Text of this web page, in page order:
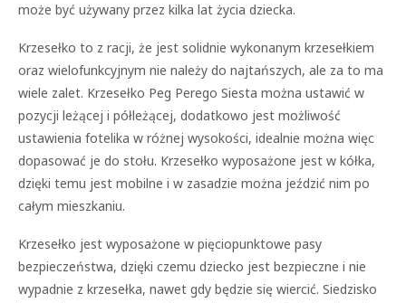
może być używany przez kilka lat życia dziecka.
Krzesełko to z racji, że jest solidnie wykonanym krzesełkiem
oraz wielofunkcyjnym nie należy do najtańszych, ale za to ma
wiele zalet. Krzesełko Peg Perego Siesta można ustawić w
pozycji leżącej i półleżącej, dodatkowo jest możliwość
ustawienia fotelika w różnej wysokości, idealnie można więc
dopasować je do stołu. Krzesełko wyposażone jest w kółka,
dzięki temu jest mobilne i w zasadzie można jeździć nim po
całym mieszkaniu.
Krzesełko jest wyposażone w pięciopunktowe pasy
bezpieczeństwa, dzięki czemu dziecko jest bezpieczne i nie
wypadnie z krzesełka, nawet gdy będzie się wiercić. Siedzisko